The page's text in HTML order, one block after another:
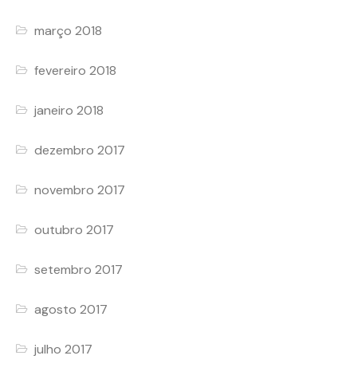
março 2018
fevereiro 2018
janeiro 2018
dezembro 2017
novembro 2017
outubro 2017
setembro 2017
agosto 2017
julho 2017